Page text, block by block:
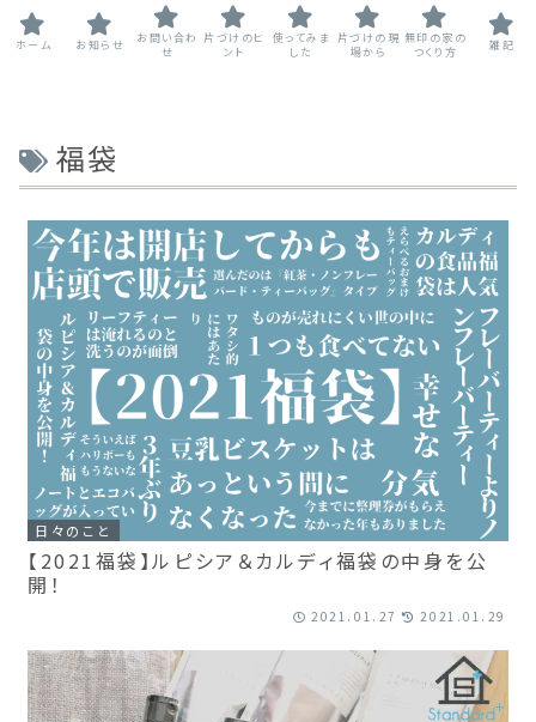
福袋
日々のこと
【2021福袋】ルピシア＆カルディ福袋の中身を公
開！
2021.01.27 2021.01.29
ホーム お知らせ
お問い合わ
せ
片づけのヒ
ント
使ってみま
した
片づけの現
場から
無印の家の
つくり方
雑記